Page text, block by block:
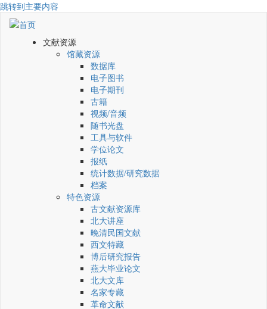
跳转到主要内容
文献资源
馆藏资源
数据库
电子图书
电子期刊
古籍
视频/音频
随书光盘
工具与软件
学位论文
报纸
统计数据/研究数据
档案
特色资源
古文献资源库
北大讲座
晚清民国文献
西文特藏
博后研究报告
燕大毕业论文
北大文库
名家专藏
革命文献